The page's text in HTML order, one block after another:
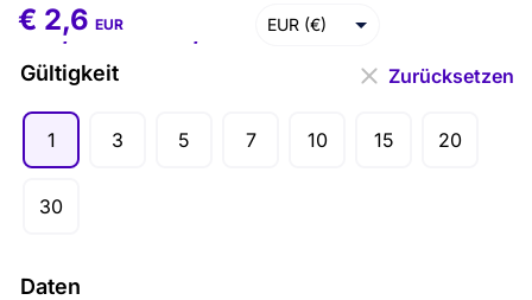
€ 2,6 –€ EUR (€)
Gültigkeit
1 3 5 7 10 15 20
30
Daten
Zurücksetzen
€ 2,6 EUR